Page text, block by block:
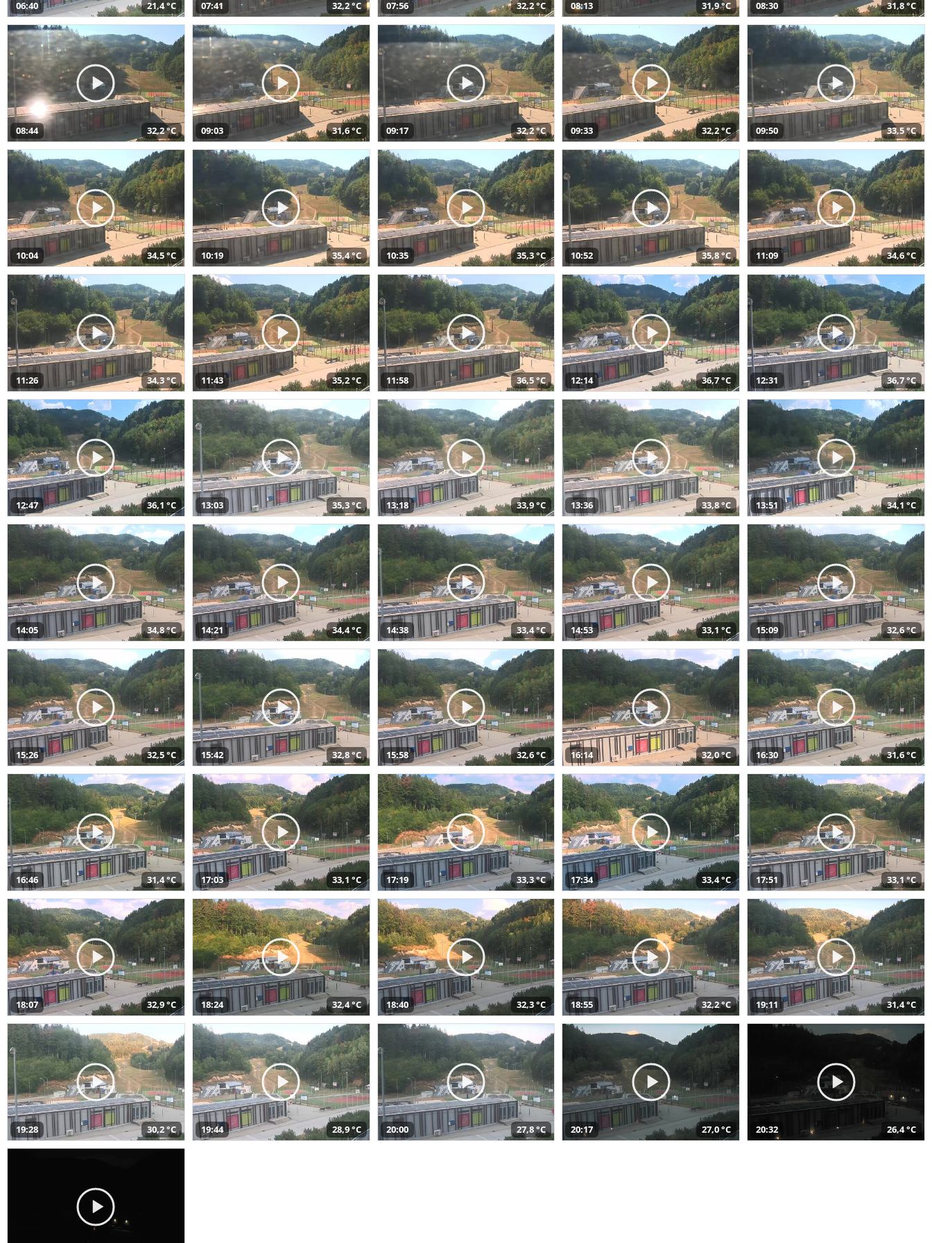
06:40 21,4 °C 07:41 32,2 °C 07:56 32,2 °C 08:13 31,9 °C 08:30 31,8 °C
08:44 32,2 °C 09:03 31,6 °C 09:17 32,2 °C 09:33 32,2 °C 09:50 33,5 °C
10:04 34,5 °C 10:19 35,4 °C 10:35 35,3 °C 10:52 35,8 °C 11:09 34,6 °C
11:26 34,3 °C 11:43 35,2 °C 11:58 36,5 °C 12:14 36,7 °C 12:31 36,7 °C
12:47 36,1 °C 13:03 35,3 °C 13:18 33,9 °C 13:36 33,8 °C 13:51 34,1 °C
14:05 34,8 °C 14:21 34,4 °C 14:38 33,4 °C 14:53 33,1 °C 15:09 32,6 °C
15:26 32,5 °C 15:42 32,8 °C 15:58 32,6 °C 16:14 32,0 °C 16:30 31,6 °C
16:46 31,4 °C 17:03 33,1 °C 17:19 33,3 °C 17:34 33,4 °C 17:51 33,1 °C
18:07 32,9 °C 18:24 32,4 °C 18:40 32,3 °C 18:55 32,2 °C 19:11 31,4 °C
19:28 30,2 °C 19:44 28,9 °C 20:00 27,8 °C 20:17 27,0 °C 20:32 26,4 °C